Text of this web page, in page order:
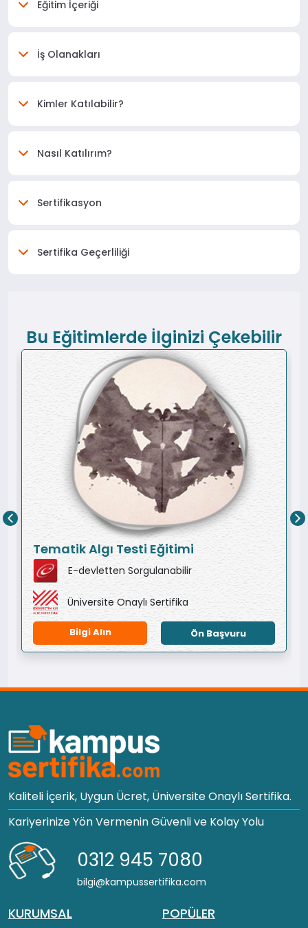
Eğitim İçeriği
İş Olanakları
Kimler Katılabilir?
Nasıl Katılırım?
Sertifikasyon
Sertifika Geçerliliği
Bu Eğitimlerde İlginizi Çekebilir
Tematik Algı Testi Eğitimi
E-devletten Sorgulanabilir
Üniversite Onaylı Sertifika
Bilgi Alın Ön Başvuru
Kaliteli İçerik, Uygun Ücret, Üniversite Onaylı Sertifika.
Kariyerinize Yön Vermenin Güvenli ve Kolay Yolu
0312 945 7080
bilgi@kampussertifika.com
KURUMSAL
POPÜLER